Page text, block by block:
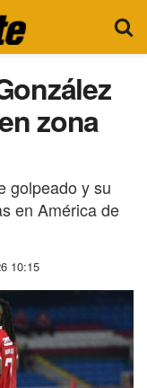
zona
golpeado y su
en América de
10:15